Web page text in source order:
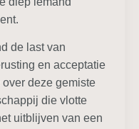
de last van
en acceptatie
deze gemiste
die vlotte
uitblijven van een